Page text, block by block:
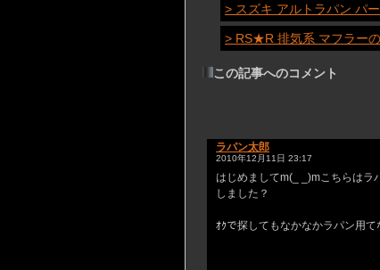
> スズキ アルトラパン パ
> RS★R 排気系 マフラー
この記事へのコメント
ラパン太郎
2010年12月11日 23:17
はじめましてm(_ _)mこちらはラ
しました？
ｵｸで探してもなかなかラパン用て